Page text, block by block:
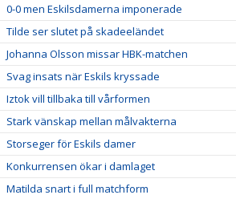
0-0 men Eskilsdamerna imponerade
Tilde ser slutet på skadeeländet
Johanna Olsson missar HBK-matchen
Svag insats när Eskils kryssade
Iztok vill tillbaka till vårformen
Stark vänskap mellan målvakterna
Storseger för Eskils damer
Konkurrensen ökar i damlaget
Matilda snart i full matchform